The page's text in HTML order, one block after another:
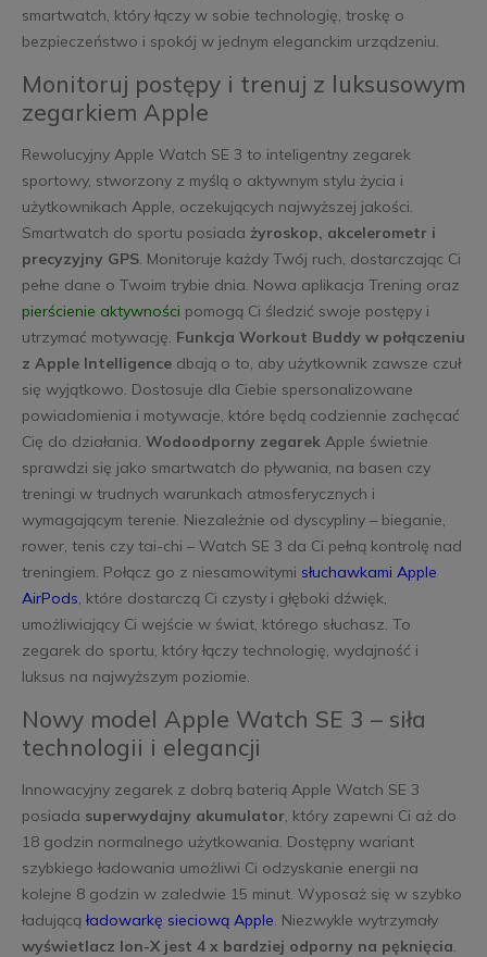
smartwatch, który łączy w sobie technologię, troskę o
bezpieczeństwo i spokój w jednym eleganckim urządzeniu.
Monitoruj postępy i trenuj z luksusowym
zegarkiem Apple
Rewolucyjny Apple Watch SE 3 to inteligentny zegarek
sportowy, stworzony z myślą o aktywnym stylu życia i
użytkownikach Apple, oczekujących najwyższej jakości.
Smartwatch do sportu posiada żyroskop, akcelerometr i
precyzyjny GPS. Monitoruje każdy Twój ruch, dostarczając Ci
pełne dane o Twoim trybie dnia. Nowa aplikacja Trening oraz
pierścienie aktywności pomogą Ci śledzić swoje postępy i
utrzymać motywację. Funkcja Workout Buddy w połączeniu
z Apple Intelligencedbają o to, aby użytkownik zawsze czuł
się wyjątkowo. Dostosuje dla Ciebie spersonalizowane
powiadomienia i motywacje, które będą codziennie zachęcać
Cię do działania. Wodoodporny zegarekApple świetnie
sprawdzi się jako smartwatch do pływania, na basen czy
treningi w trudnych warunkach atmosferycznych i
wymagającym terenie. Niezależnie od dyscypliny – bieganie,
rower, tenis czy tai-chi – Watch SE 3 da Ci pełną kontrolę nad
treningiem. Połącz go z niesamowitymi słuchawkami Apple
AirPods, które dostarczą Ci czysty i głęboki dźwięk,
umożliwiający Ci wejście w świat, którego słuchasz. To
zegarek do sportu, który łączy technologię, wydajność i
luksus na najwyższym poziomie.
Nowy model Apple Watch SE 3 – siła
technologii i elegancji
Innowacyjny zegarek z dobrą baterią Apple Watch SE 3
posiada superwydajny akumulator, który zapewni Ci aż do
18 godzin normalnego użytkowania. Dostępny wariant
szybkiego ładowania umożliwi Ci odzyskanie energii na
kolejne 8 godzin w zaledwie 15 minut. Wyposaż się w szybko
ładującą ładowarkę sieciową Apple. Niezwykle wytrzymały
wyświetlacz Ion-X jest 4 x bardziej odporny na pęknięcia.